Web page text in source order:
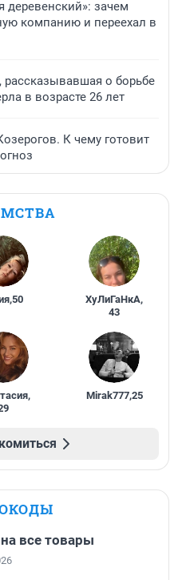
деревенский»: зачем
компанию и переехал в
рассказывавшая о борьбе
в возрасте 26 лет
К чему готовит
,50 ХуЛиГаНкА,
43
,
Mirak777,25
все товары